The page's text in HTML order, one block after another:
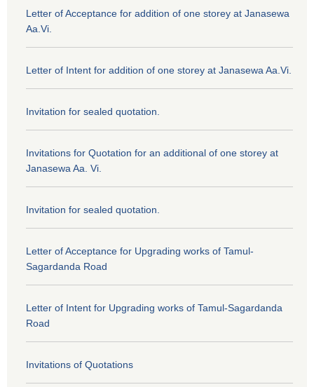
Letter of Acceptance for addition of one storey at Janasewa
Aa.Vi.
Letter of Intent for addition of one storey at Janasewa Aa.Vi.
Invitation for sealed quotation.
Invitations for Quotation for an additional of one storey at
Janasewa Aa. Vi.
Invitation for sealed quotation.
Letter of Acceptance for Upgrading works of Tamul-
Sagardanda Road
Letter of Intent for Upgrading works of Tamul-Sagardanda
Road
Invitations of Quotations